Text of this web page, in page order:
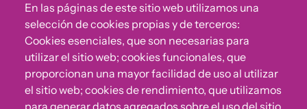
Sigue a Comunidad CONVIVE
En las páginas de este sitio web utilizamos una
selección de cookies propias y de terceros:
Cookies esenciales, que son necesarias para
utilizar el sitio web; cookies funcionales, que
proporcionan una mayor facilidad de uso al utilizar
el sitio web; cookies de rendimiento, que utilizamos